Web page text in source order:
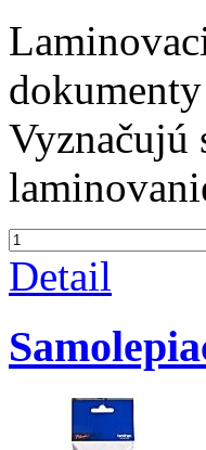
Vyznačujú
Detail